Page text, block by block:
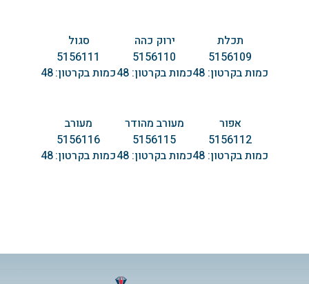
תכלת
5156109
כמות בקרטון: 48
ירוק כהה
5156110
כמות בקרטון: 48
סגול
5156111
כמות בקרטון:48
אפור
5156112
כמות בקרטון: 48
מעורב מהודר
5156115
כמות בקרטון: 48
מעורב
5156116
כמות בקרטון:48